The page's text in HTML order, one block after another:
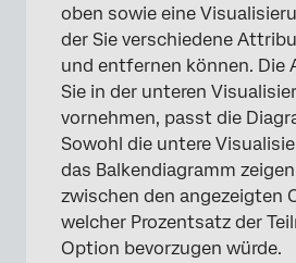
oben sowie eine
der Sie verschiedene
und entfernen können. Die
Sie in der unteren
vornehmen, passt die
Sowohl die untere
das Balkendiagramm
zwischen den angezeigten
welcher Prozentsatz der
Option bevorzugen würde.